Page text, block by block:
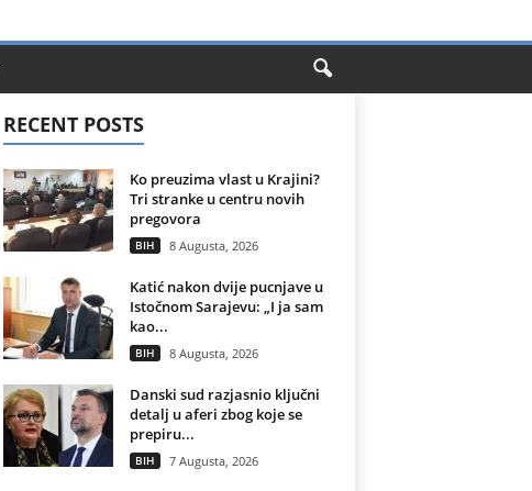
RECENT POSTS
Ko preuzima vlast u Krajini?
Tri stranke u centru novih
pregovora
BIH 8 Augusta, 2026
Katić nakon dvije pucnjave u
Istočnom Sarajevu: „I ja sam
kao...
BIH 8 Augusta, 2026
Danski sud razjasnio ključni
detalj u aferi zbog koje se
prepiru...
BIH 7 Augusta, 2026